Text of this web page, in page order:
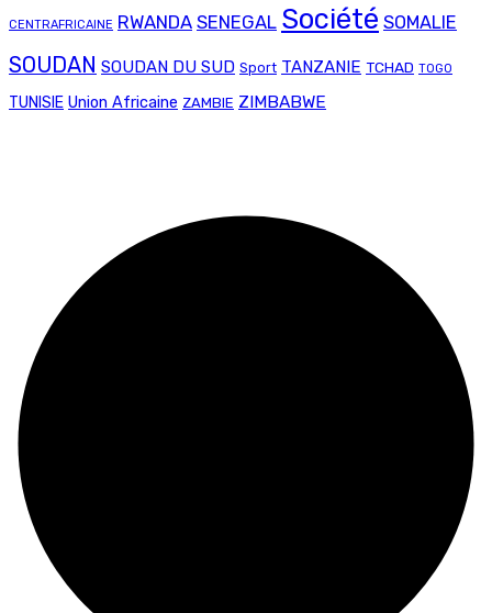
CENTRAFRICAINE RWANDA SENEGAL Société SOMALIE
SOUDAN SOUDAN DU SUD Sport TANZANIE TCHAD TOGO
TUNISIE Union Africaine ZAMBIE ZIMBABWE